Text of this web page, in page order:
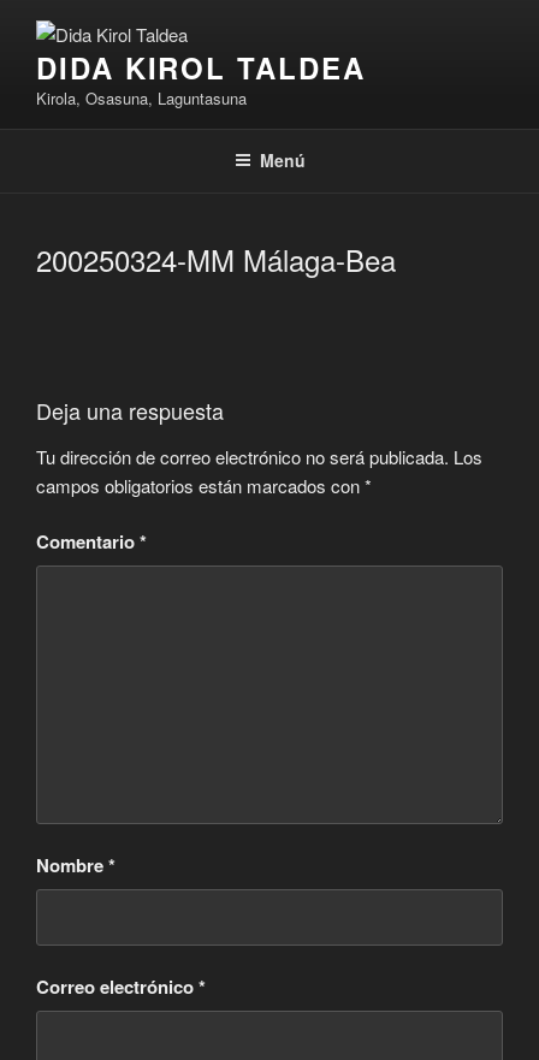
contenidoDIDA KIROL TALDEA
Kirola, Osasuna, Laguntasuna
Menú
200250324-MM Málaga-Bea
Deja una respuesta
Tu dirección de correo electrónico no será publicada. Los
campos obligatorios están marcados con*
Comentario*
Nombre*
Correo electrónico*